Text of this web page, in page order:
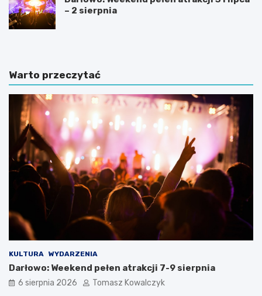
– 2 sierpnia
Warto przeczytać
KULTURA WYDARZENIA
Darłowo: Weekend pełen atrakcji 7-9 sierpnia
6 sierpnia 2026 Tomasz Kowalczyk